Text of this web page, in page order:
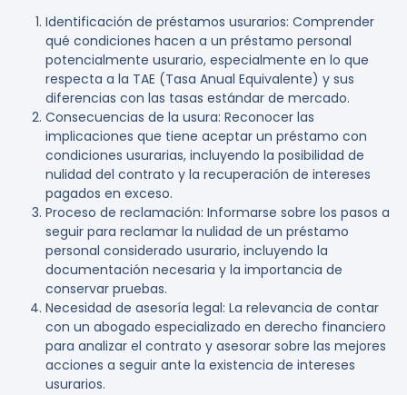
Identificación de préstamos usurarios: Comprender
qué condiciones hacen a un préstamo personal
potencialmente usurario, especialmente en lo que
respecta a la TAE (Tasa Anual Equivalente) y sus
diferencias con las tasas estándar de mercado.
Consecuencias de la usura: Reconocer las
implicaciones que tiene aceptar un préstamo con
condiciones usurarias, incluyendo la posibilidad de
nulidad del contrato y la recuperación de intereses
pagados en exceso.
Proceso de reclamación: Informarse sobre los pasos a
seguir para reclamar la nulidad de un préstamo
personal considerado usurario, incluyendo la
documentación necesaria y la importancia de
conservar pruebas.
Necesidad de asesoría legal: La relevancia de contar
con un abogado especializado en derecho financiero
para analizar el contrato y asesorar sobre las mejores
acciones a seguir ante la existencia de intereses
usurarios.